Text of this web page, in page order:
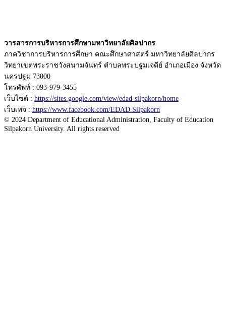
วารสารการบริหารการศึกษามหาวิทยาลัยศิลปากร
ภาควิชาการบริหารการศึกษา คณะศึกษาศาสตร์ มหาวิทยาลัยศิลปากร
วิทยาเขตพระราชวังสนามจันทร์ ตำบลพระปฐมเจดีย์ อำเภอเมือง จังหวัด
นครปฐม 73000
โทรศัพท์ : 093-979-3455
เว็บไซต์ : https://sites.google.com/view/edad-silpakorn/home
เว็บเพจ : https://www.facebook.com/EDAD.Silpakorn
© 2024 Department of Educational Administration, Faculty of Education
Silpakorn University. All rights reserved